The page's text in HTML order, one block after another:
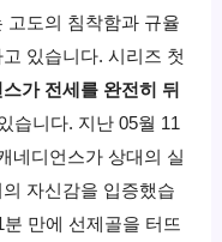
고도의 침착함과 규율
있습니다. 시리즈 첫
가 전세를 완전히 뒤
습니다. 지난 05월 11
네디언스가 상대의 실
자신감을 입증했습
만에 선제골을 터뜨